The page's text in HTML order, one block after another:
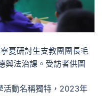
夏研討生支教團團長毛
與法治課。受訪者供圖
活動名稱獨特，2023年